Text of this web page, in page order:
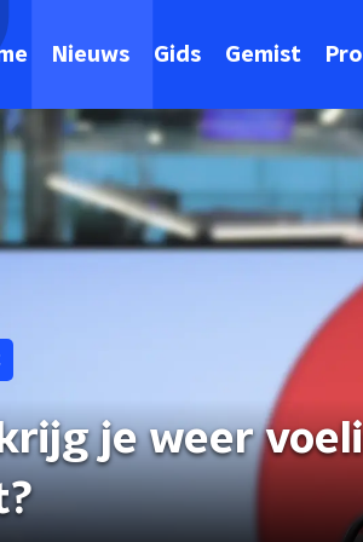
Nieuws Gids Gemist
je weer